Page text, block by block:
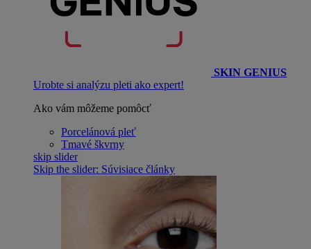
SKIN GENIUS
Urobte si analýzu pleti ako expert!
Ako vám môžeme pomôcť
Porcelánová pleť
Tmavé škvrny
skip slider
Skip the slider: Súvisiace články